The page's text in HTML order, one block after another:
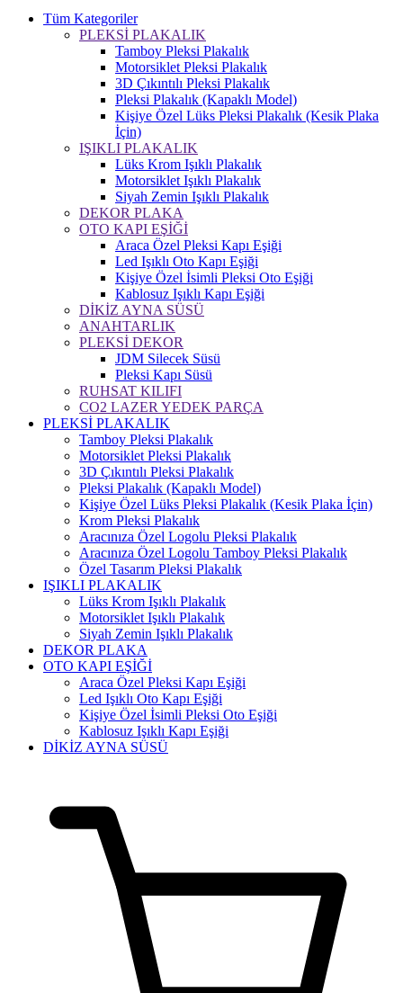
Tüm Kategoriler
PLEKSİ PLAKALIK
Tamboy Pleksi Plakalık
Motorsiklet Pleksi Plakalık
3D Çıkıntılı Pleksi Plakalık
Pleksi Plakalık (Kapaklı Model)
Kişiye Özel Lüks Pleksi Plakalık (Kesik Plaka
İçin)
IŞIKLI PLAKALIK
Lüks Krom Işıklı Plakalık
Motorsiklet Işıklı Plakalık
Siyah Zemin Işıklı Plakalık
DEKOR PLAKA
OTO KAPI EŞİĞİ
Araca Özel Pleksi Kapı Eşiği
Led Işıklı Oto Kapı Eşiği
Kişiye Özel İsimli Pleksi Oto Eşiği
Kablosuz Işıklı Kapı Eşiği
DİKİZ AYNA SÜSÜ
ANAHTARLIK
PLEKSİ DEKOR
JDM Silecek Süsü
Pleksi Kapı Süsü
RUHSAT KILIFI
CO2 LAZER YEDEK PARÇA
PLEKSİ PLAKALIK
Tamboy Pleksi Plakalık
Motorsiklet Pleksi Plakalık
3D Çıkıntılı Pleksi Plakalık
Pleksi Plakalık (Kapaklı Model)
Kişiye Özel Lüks Pleksi Plakalık (Kesik Plaka İçin)
Krom Pleksi Plakalık
Aracınıza Özel Logolu Pleksi Plakalık
Aracınıza Özel Logolu Tamboy Pleksi Plakalık
Özel Tasarım Pleksi Plakalık
IŞIKLI PLAKALIK
Lüks Krom Işıklı Plakalık
Motorsiklet Işıklı Plakalık
Siyah Zemin Işıklı Plakalık
DEKOR PLAKA
OTO KAPI EŞİĞİ
Araca Özel Pleksi Kapı Eşiği
Led Işıklı Oto Kapı Eşiği
Kişiye Özel İsimli Pleksi Oto Eşiği
Kablosuz Işıklı Kapı Eşiği
DİKİZ AYNA SÜSÜ